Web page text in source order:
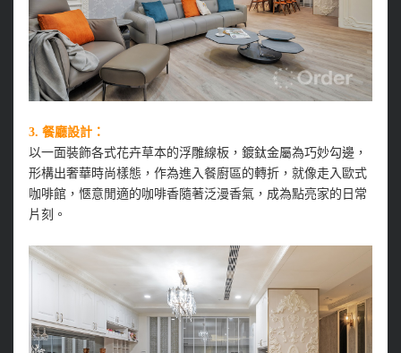
3. 餐廳設計：
以一面裝飾各式花卉草本的浮雕線板，鍍鈦金屬為巧妙勾邊，
形構出奢華時尚樣態，作為進入餐廚區的轉折，就像走入歐式
咖啡館，愜意閒適的咖啡香隨著泛漫香氣，成為點亮家的日常
片刻。